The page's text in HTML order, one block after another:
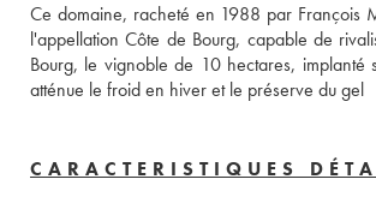
Ce domaine, racheté en 1988 par François
l'appellation Côte de Bourg, capable de
Bourg, le vignoble de 10 hectares,
atténue le froid en hiver et le préserve du gel
CARACTERISTIQUES